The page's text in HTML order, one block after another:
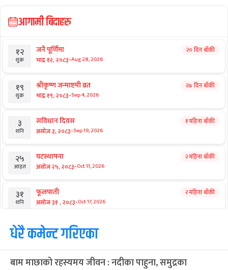
आगामी बिदाहरु
१२
शुक्र
जनै पूर्णिमा
भाद्र १२, २०८३-Aug 28, 2026
२० दिन बाँकी
१९
शुक्र
श्रीकृष्ण जन्माष्टमी व्रत
भाद्र १९, २०८३-Sep 4, 2026
२७ दिन बाँकी
३
शनि
संविधान दिवस
असोज ३, २०८३-Sep 19, 2026
१ महिना बाँकी
२५
आइत
घटस्थापना
असोज २५, २०८३-Oct 11, 2026
२ महिना बाँकी
३१
शनि
फूलपाती
असोज ३१ , २०८३-Oct 17, 2026
२ महिना बाँकी
१
आइत
कार्तिक सङ्क्रान्ति
कार्तिक १, २०८३-Oct 18, 2026
३ महानवमी २ महिना बाँकी
धेरै कमेन्ट गरिएका
बाम माछाको रहस्यमय जीवन : नदीका पाहुना, समुद्रका